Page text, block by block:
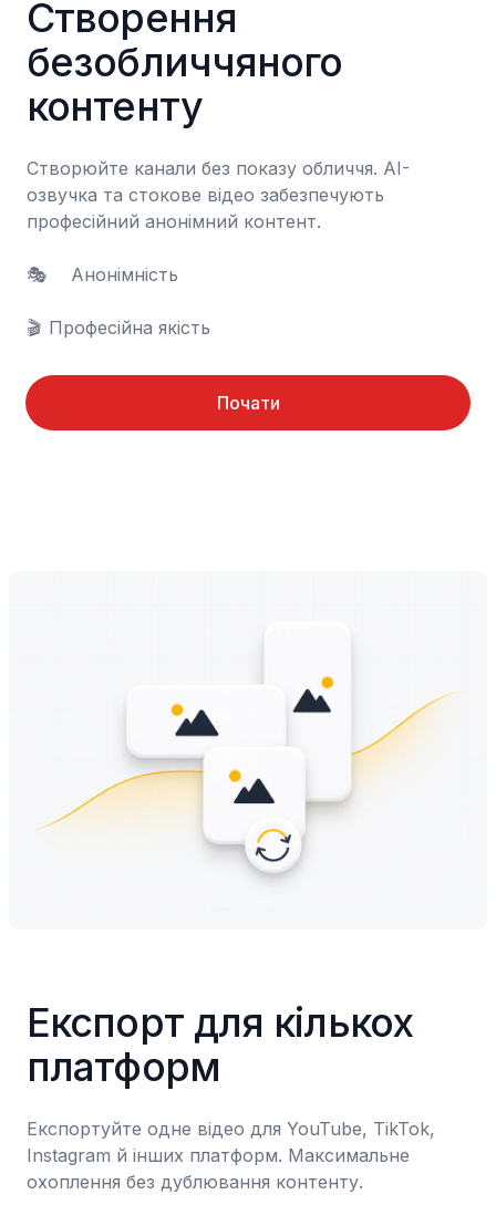
Створення
безобличчяного
контенту
Створюйте канали без показу обличчя. AI-
озвучка та стокове відео забезпечують
професійний анонімний контент.
🎭	Анонімність
🎬	Професійна якість
Почати
Експорт для кількох
платформ
Експортуйте одне відео для YouTube, TikTok,
Instagram й інших платформ. Максимальне
охоплення без дублювання контенту.